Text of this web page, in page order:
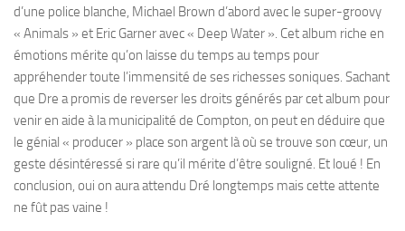
d’une police blanche, Michael Brown d’abord avec le super-groovy
« Animals » et Eric Garner avec « Deep Water ». Cet album riche en
émotions mérite qu’on laisse du temps au temps pour
appréhender toute l’immensité de ses richesses soniques. Sachant
que Dre a promis de reverser les droits générés par cet album pour
venir en aide à la municipalité de Compton, on peut en déduire que
le génial « producer » place son argent là où se trouve son cœur, un
geste désintéressé si rare qu’il mérite d’être souligné. Et loué ! En
conclusion, oui on aura attendu Dré longtemps mais cette attente
ne fût pas vaine !